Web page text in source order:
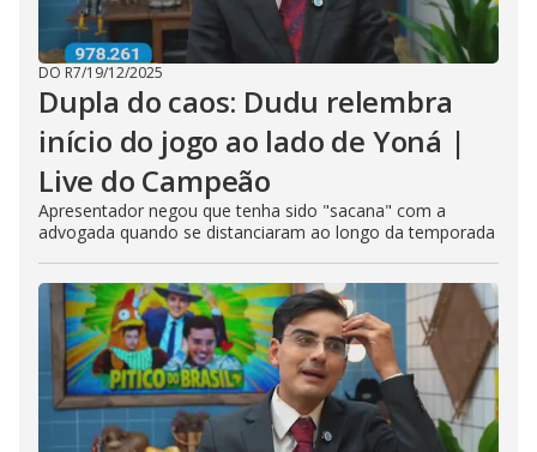
DO R7/19/12/2025
Dupla do caos: Dudu relembra
início do jogo ao lado de Yoná |
Live do Campeão
Apresentador negou que tenha sido "sacana" com a
advogada quando se distanciaram ao longo da temporada